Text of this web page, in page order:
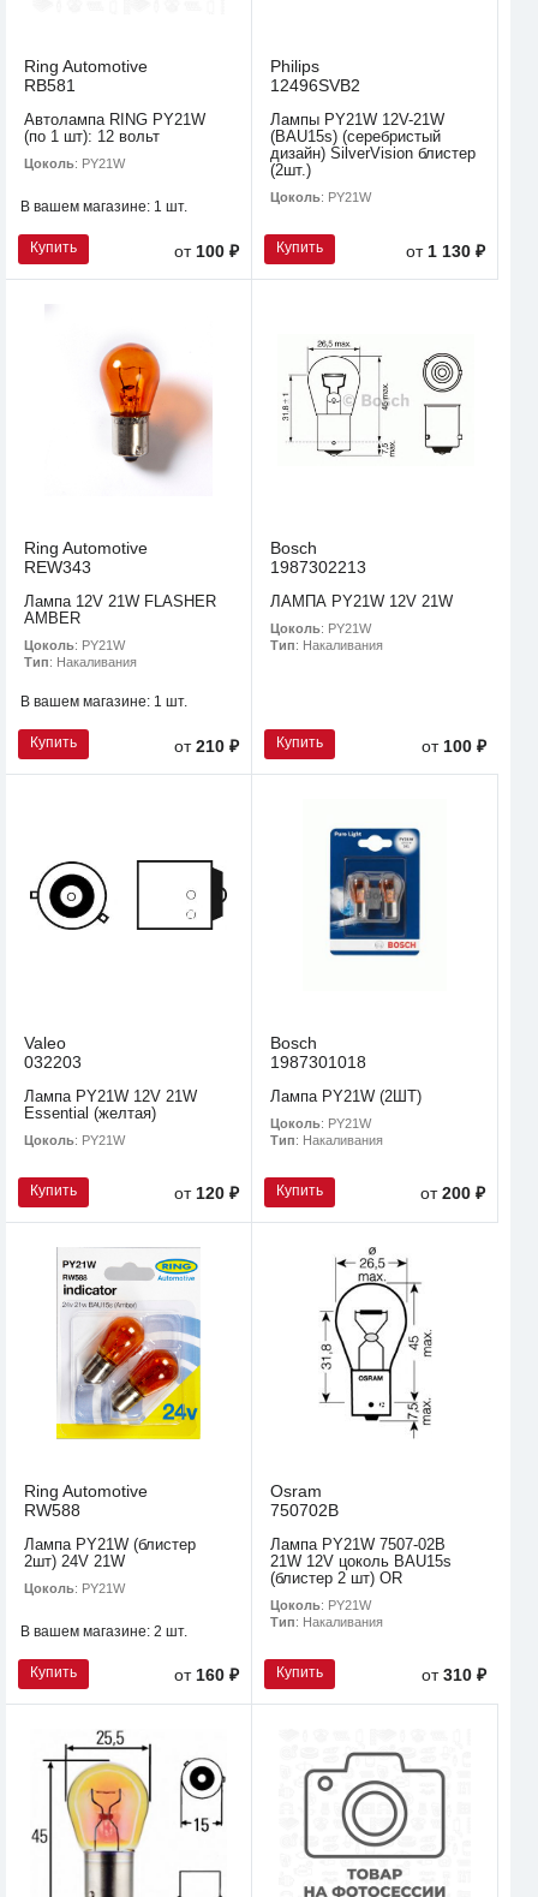
Ring Automotive
RB581
Автолампа RING PY21W
(по 1 шт): 12 вольт
Цоколь: PY21W
В вашем магазине: 1 шт.
Купить от 100 ₽
Philips
12496SVB2
Лампы PY21W 12V-21W
(BAU15s) (серебристый
дизайн) SilverVision блистер
(2шт.)
Цоколь: PY21W
Купить от 1 130 ₽
Ring Automotive
REW343
Лампа 12V 21W FLASHER
AMBER
Цоколь: PY21W
Тип: Накаливания
В вашем магазине: 1 шт.
Купить от210 ₽
Bosch
1987302213
ЛАМПА PY21W 12V 21W
Цоколь: PY21W
Тип: Накаливания
Купить от 100 ₽
Valeo
032203
Лампа PY21W 12V 21W
Essential (желтая)
Цоколь: PY21W
Купить от120 ₽
Bosch
1987301018
Лампа PY21W (2ШТ)
Цоколь: PY21W
Тип: Накаливания
Купить от200 ₽
Ring Automotive
RW588
Лампа PY21W (блистер
2шт) 24V 21W
Цоколь: PY21W
В вашем магазине: 2 шт.
Купить от160 ₽
Osram
750702B
Лампа PY21W 7507-02B
21W 12V цоколь BAU15s
(блистер 2 шт) OR
Цоколь: PY21W
Тип: Накаливания
Купить от310 ₽